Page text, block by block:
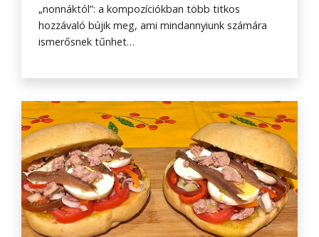
„nonnáktól”: a kompozíciókban több titkos
hozzávaló bújik meg, ami mindannyiunk számára
ismerősnek tűnhet…